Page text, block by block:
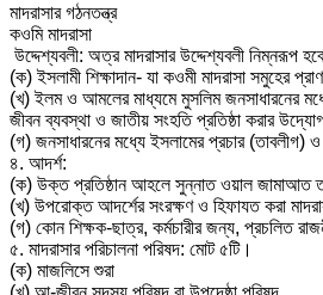
মাদরাসার গঠনতন্ত্র
কওমি মাদরাসা
উদ্দেশ্যবলী: অত্র মাদরাসার উদ্দেশ্যবলী নিম্নরূপ
(ক) ইসলামী শিক্ষাদান- যা কওমী মাদরাসা সমুহের
(খ) ইলম ও আমলের মাধ্যমে মুসলিম জনসাধারনের
জীবন ব্যবস্থা ও জাতীয় সংহতি প্রতিষ্ঠা করার
(গ) জনসাধারনের মধ্যে ইসলামের প্রচার (তাবলীগ)
৪. আদর্শ:
(ক) উক্ত প্রতিষ্ঠান আহলে সুন্নাত ওয়াল জামাআত তথা
(খ) উপরোক্ত আদর্শের সংরক্ষণ ও হিফাযত করা
(গ) কোন শিক্ষক-ছাত্র, কর্মচারীর জন্য, প্রচলিত
৫. মাদরাসার পরিচালনা পরিষদ: মোট ৫টি।
(ক) মাজলিসে শুরা